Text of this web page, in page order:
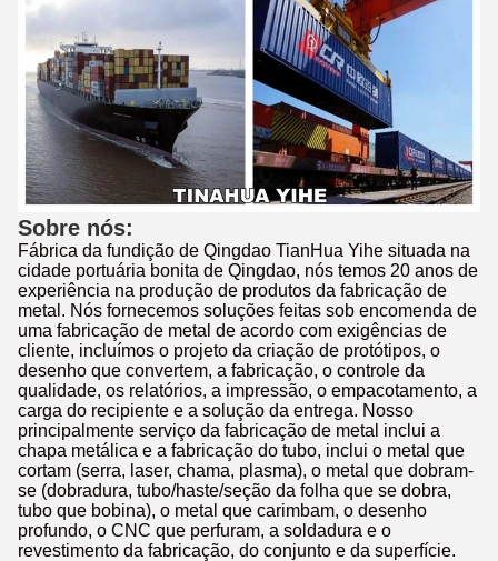
Sobre nós:
Fábrica da fundição de Qingdao TianHua Yihe situada na
cidade portuária bonita de Qingdao, nós temos 20 anos de
experiência na produção de produtos da fabricação de
metal. Nós fornecemos soluções feitas sob encomenda de
uma fabricação de metal de acordo com exigências de
cliente, incluímos o projeto da criação de protótipos, o
desenho que convertem, a fabricação, o controle da
qualidade, os relatórios, a impressão, o empacotamento, a
carga do recipiente e a solução da entrega. Nosso
principalmente serviço da fabricação de metal inclui a
chapa metálica e a fabricação do tubo, inclui o metal que
cortam (serra, laser, chama, plasma), o metal que dobram-
se (dobradura, tubo/haste/seção da folha que se dobra,
tubo que bobina), o metal que carimbam, o desenho
profundo, o CNC que perfuram, a soldadura e o
revestimento da fabricação, do conjunto e da superfície.